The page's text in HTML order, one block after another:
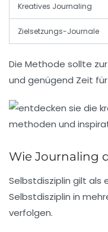
Kreatives Journaling
Zielsetzungs-Journale
Die Methode sollte
und genügend Zeit
Wie Journaling
Selbstdisziplin gilt als
Selbstdisziplin in
verfolgen.